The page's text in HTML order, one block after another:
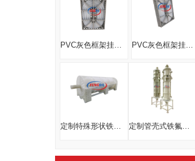
PVC灰色框架挂板式蒸汽换热器 PVC灰色框架挂板式蒸汽换热器
定制特殊形状铁氟龙换热器线路板电镀化工药液耐腐蚀耐高温换热器 定制管壳式铁氟龙换热器PP外壳FEP内芯新能源储电液体冷却